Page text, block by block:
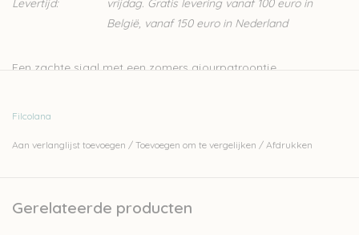
Levertijd:
vrijdag. Gratis levering vanaf 100 euro in
België, vanaf 150 euro in Nederland
Een zachte sjaal met een zomers ajourpatroontje,
staan. Op de sjaal groeien rijen bloemzaden van kleine
Filcolana
Aan verlanglijst toevoegen / Toevoegen om te vergelijken / Afdrukken
Gerelateerde producten